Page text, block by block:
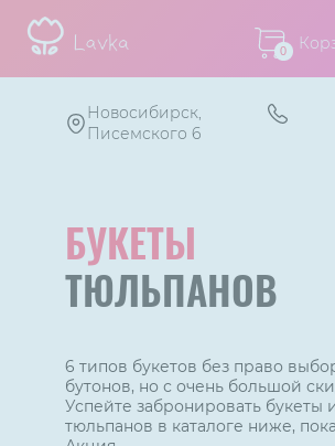
0
Новосибирск,
Писемского 6
БУКЕТЫ
ТЮЛЬПАНОВ
6 типов букетов без право
бутонов, но с очень большой
Успейте забронировать букеты
тюльпанов в каталоге ниже,